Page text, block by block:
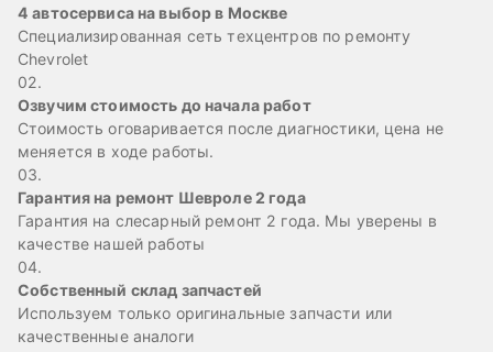
4 автосервиса на выбор в Москве
Специализированная сеть техцентров по ремонту
Chevrolet
02.
Озвучим стоимость до начала работ
Стоимость оговаривается после диагностики, цена не
меняется в ходе работы.
03.
Гарантия на ремонт Шевроле 2 года
Гарантия на слесарный ремонт 2 года. Мы уверены в
качестве нашей работы
04.
Собственный склад запчастей
Используем только оригинальные запчасти или
качественные аналоги